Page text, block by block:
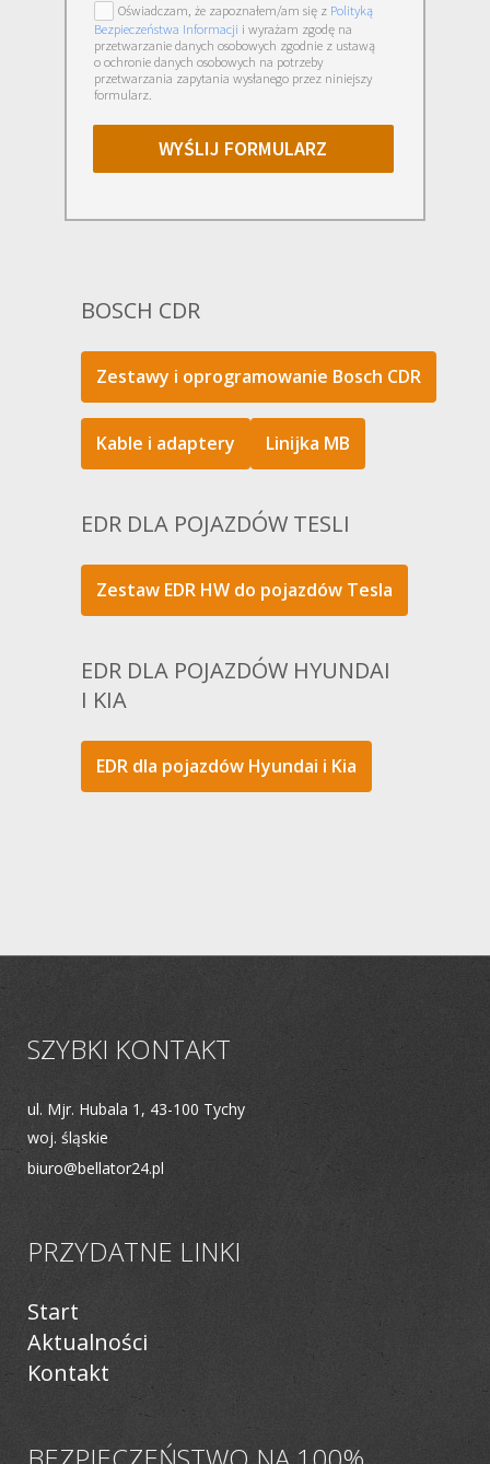
Oświadczam, że zapoznałem/am się z Polityką
Bezpieczeństwa Informacji i wyrażam zgodę na
przetwarzanie danych osobowych zgodnie z ustawą
o ochronie danych osobowych na potrzeby
przetwarzania zapytania wysłanego przez niniejszy
formularz.
WYŚLIJ FORMULARZ
BOSCH CDR
Zestawy i oprogramowanie Bosch CDR
Kable i adaptery Linijka MB
EDR DLA POJAZDÓW TESLI
Zestaw EDR HW do pojazdów Tesla
EDR DLA POJAZDÓW HYUNDAI
I KIA
EDR dla pojazdów Hyundai i Kia
SZYBKI KONTAKT
ul. Mjr. Hubala 1, 43-100 Tychy
woj. śląskie
biuro@bellator24.pl
PRZYDATNE LINKI
Start
Aktualności
Kontakt